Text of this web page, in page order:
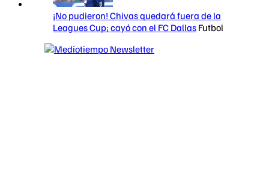
¡No pudieron! Chivas quedará fuera de la
Leagues Cup; cayó con el FC Dallas Futbol